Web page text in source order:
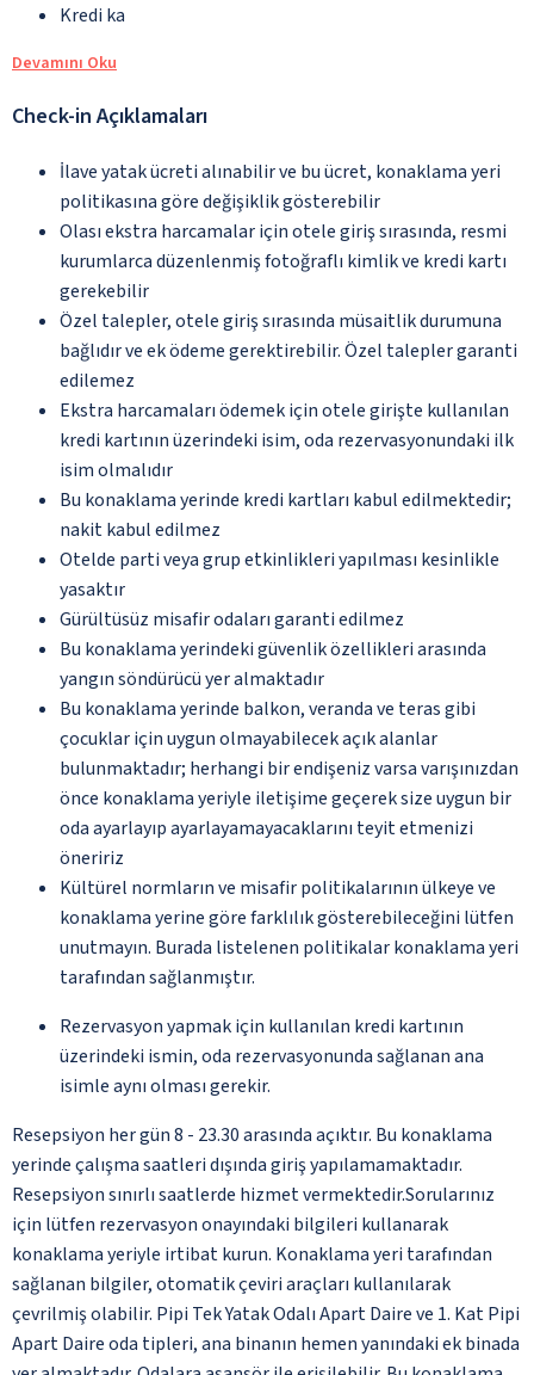
Kredi ka
Devamını Oku
Check-in Açıklamaları
İlave yatak ücreti alınabilir ve bu ücret, konaklama yeri
politikasına göre değişiklik gösterebilir
Olası ekstra harcamalar için otele giriş sırasında, resmi
kurumlarca düzenlenmiş fotoğraflı kimlik ve kredi kartı
gerekebilir
Özel talepler, otele giriş sırasında müsaitlik durumuna
bağlıdır ve ek ödeme gerektirebilir. Özel talepler garanti
edilemez
Ekstra harcamaları ödemek için otele girişte kullanılan
kredi kartının üzerindeki isim, oda rezervasyonundaki ilk
isim olmalıdır
Bu konaklama yerinde kredi kartları kabul edilmektedir;
nakit kabul edilmez
Otelde parti veya grup etkinlikleri yapılması kesinlikle
yasaktır
Gürültüsüz misafir odaları garanti edilmez
Bu konaklama yerindeki güvenlik özellikleri arasında
yangın söndürücü yer almaktadır
Bu konaklama yerinde balkon, veranda ve teras gibi
çocuklar için uygun olmayabilecek açık alanlar
bulunmaktadır; herhangi bir endişeniz varsa varışınızdan
önce konaklama yeriyle iletişime geçerek size uygun bir
oda ayarlayıp ayarlayamayacaklarını teyit etmenizi
öneririz
Kültürel normların ve misafir politikalarının ülkeye ve
konaklama yerine göre farklılık gösterebileceğini lütfen
unutmayın. Burada listelenen politikalar konaklama yeri
tarafından sağlanmıştır.
Rezervasyon yapmak için kullanılan kredi kartının
üzerindeki ismin, oda rezervasyonunda sağlanan ana
isimle aynı olması gerekir.
Resepsiyon her gün 8 - 23.30 arasında açıktır. Bu konaklama
yerinde çalışma saatleri dışında giriş yapılamamaktadır.
Resepsiyon sınırlı saatlerde hizmet vermektedir.Sorularınız
için lütfen rezervasyon onayındaki bilgileri kullanarak
konaklama yeriyle irtibat kurun. Konaklama yeri tarafından
sağlanan bilgiler, otomatik çeviri araçları kullanılarak
çevrilmiş olabilir. Pipi Tek Yatak Odalı Apart Daire ve 1. Kat Pipi
Apart Daire oda tipleri, ana binanın hemen yanındaki ek binada